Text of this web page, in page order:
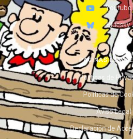
Youtube
Bluesky
PÁGINAS
Políticas de
Políticas de
Aviso Legal
Declaración de